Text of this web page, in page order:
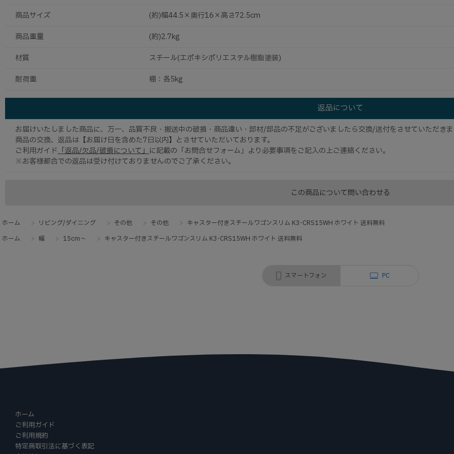
この商品について問い合わせる
商品サイズ
(約)幅44.5×奥行16×高さ72.5cm
商品重量
(約)2.7kg
材質
スチール(エポキシポリエステル樹脂塗装)
耐荷重
棚：各5kg
返品について
お届けいたしました商品に、万一、品質不良・搬送中の破損・商品違い・部材/部品の不足がございましたら交換/送付をさせていただき
商品の交換、返品は【お届け日を含めた7日以内】とさせていただいております。
ご利用ガイド 「返品/欠品/破損について」 に記載の「お問合せフォーム」より必要事項をご記入の上ご連絡ください。
※お客様都合での返品は受け付けておりませんのでご了承ください。
ホーム > リビング/ダイニング > その他 > その他 > キャスター付きスチールワゴンスリム K3-CRS15WH ホワイト 送料無料
ホーム
> 幅 > 15cm～ > キャスター付きスチールワゴンスリム K3-CRS15WH ホワイト 送料無料
スマートフォン PC
ホーム
ご利用ガイド
ご利用規約
特定商取引法に基づく表記